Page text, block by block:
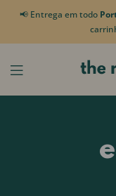
📢 Entrega em todo